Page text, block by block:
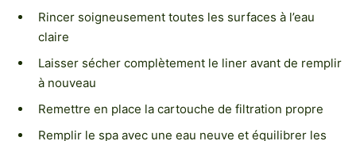
Rincer soigneusement toutes les surfaces à l’eau
claire
Laisser sécher complètement le liner avant de remplir
à nouveau
Remettre en place la cartouche de filtration propre
Remplir le spa avec une eau neuve et équilibrer les